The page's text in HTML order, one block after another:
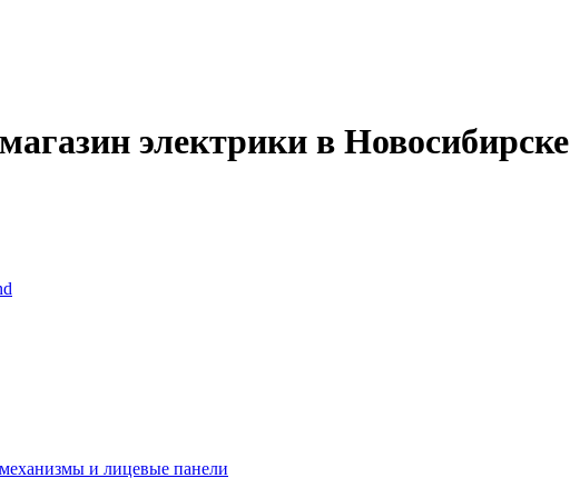
электрики в Новосибирске
и лицевые панели